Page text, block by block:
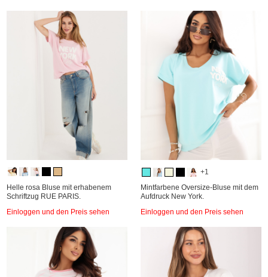
Helle rosa Bluse mit erhabenem
Schriftzug RUE PARIS.
Einloggen und den Preis sehen
+1
Mintfarbene Oversize-Bluse mit dem
Aufdruck New York.
Einloggen und den Preis sehen